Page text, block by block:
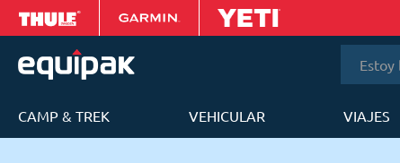
CAMP & TREK VEHICULAR VIAJES